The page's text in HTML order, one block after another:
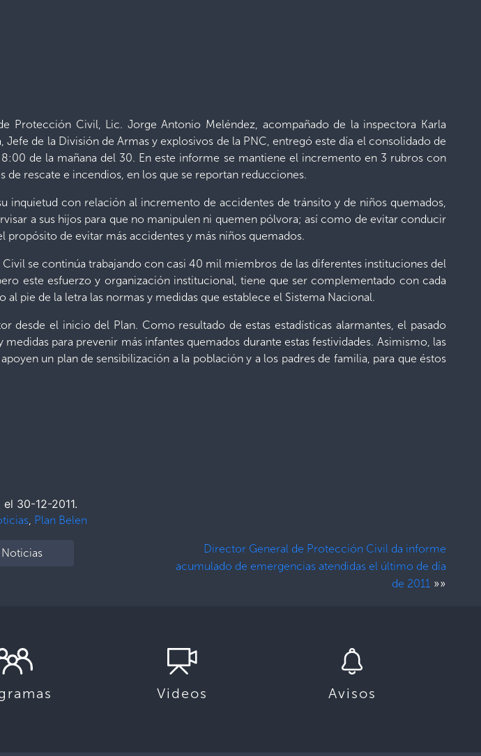
Protección Civil, Lic. Jorge Antonio Meléndez, acompañado de la inspectora Karla
de la División de Armas y explosivos de la PNC, entregó este día el consolidado de
de la mañana del 30. En este informe se mantiene el incremento en 3 rubros con
rescate e incendios, en los que se reportan reducciones.
con relación al incremento de accidentes de tránsito y de niños quemados,
a sus hijos para que no manipulen ni quemen pólvora; así como de evitar conducir
de evitar más accidentes y más niños quemados.
se continúa trabajando con casi 40 mil miembros de las diferentes instituciones del
este esfuerzo y organización institucional, tiene que ser complementado con cada
pie de la letra las normas y medidas que establece el Sistema Nacional.
desde el inicio del Plan. Como resultado de estas estadísticas alarmantes, el pasado
para prevenir más infantes quemados durante estas festividades. Asimismo, las
un plan de sensibilización a la población y a los padres de familia, para que éstos
30-12-2011.
, Plan Belen
Noticias
Director General de Protección Civil da informe
acumulado de emergencias atendidas el último de día
de 2011 »»
Videos Avisos